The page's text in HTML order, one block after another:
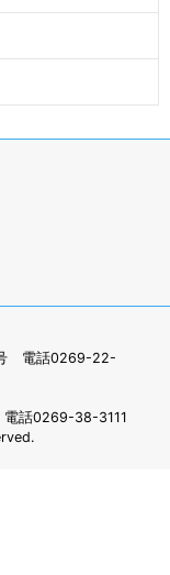
電話0269-22-
話0269-38-3111